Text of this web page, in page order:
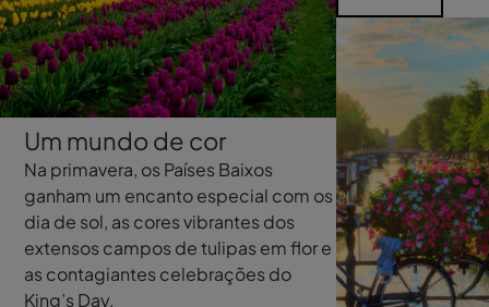
Um mundo de cor
Na primavera, os Países Baixos
ganham um encanto especial com os
dia de sol, as cores vibrantes dos
extensos campos de tulipas em flor e
as contagiantes celebrações do
King’s Day.